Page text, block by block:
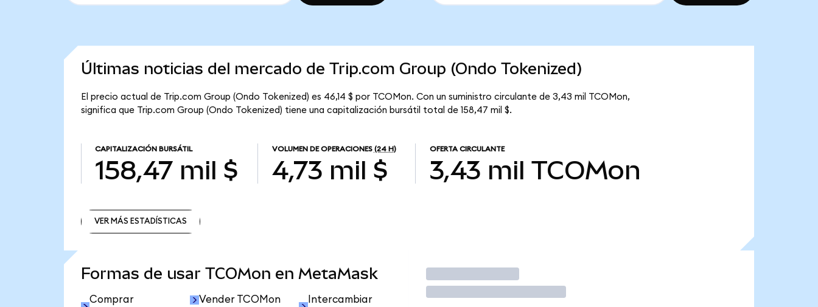
Últimas noticias del mercado de Trip.com Group (Ondo Tokenized)
El precio actual de Trip.com Group (Ondo Tokenized) es 46,14 $ por TCOMon. Con un suministro circulante de 3,43 mil TCOMon,
significa que Trip.com Group (Ondo Tokenized) tiene una capitalización bursátil total de 158,47 mil $.
CAPITALIZACIÓN BURSÁTIL
158,47 mil $
VOLUMEN DE OPERACIONES (24 H)
4,73 mil $
OFERTA CIRCULANTE
3,43 mil TCOMon
VER MÁS ESTADÍSTICAS
Formas de usar TCOMon en MetaMask
Comprar
Vender TCOMon
Intercambiar
Operar